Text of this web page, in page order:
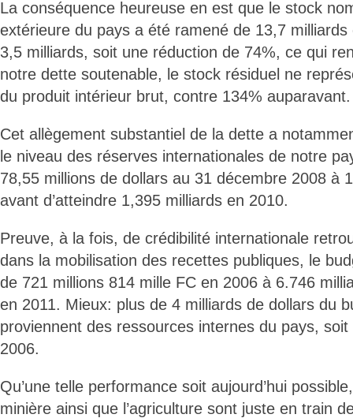
La conséquence heureuse en est que le stock
extérieure du pays a été ramené de 13,7
3,5 milliards, soit une réduction de 74%, ce qui
notre dette soutenable, le stock résiduel ne
du produit intérieur brut, contre 134% auparavant.
Cet allègement substantiel de la dette a
le niveau des réserves internationales de notre
78,55 millions de dollars au 31 décembre 2008 à
avant d’atteindre 1,395 milliards en 2010.
Preuve, à la fois, de crédibilité internationale
dans la mobilisation des recettes publiques, le
de 721 millions 814 mille FC en 2006 à 6.746
en 2011. Mieux: plus de 4 milliards de dollars du
proviennent des ressources internes du pays, soit
2006.
Qu’une telle performance soit aujourd’hui
minière ainsi que l’agriculture sont juste en train